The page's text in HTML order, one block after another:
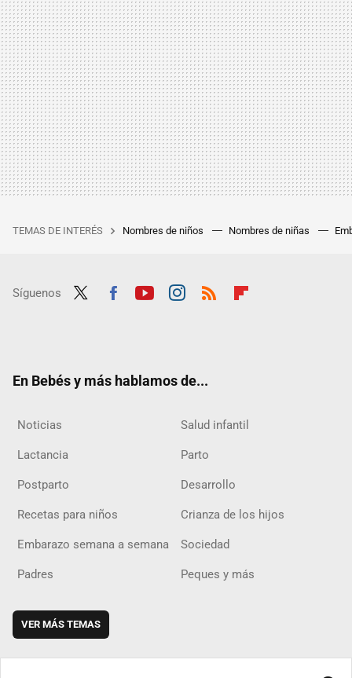
TEMAS DE INTERÉS Nombres de niños Nombres de niñas
Síguenos
En Bebés y más hablamos de...
Noticias Salud infantil
Lactancia Parto
Postparto Desarrollo
Recetas para niños Crianza de los hijos
Embarazo semana a semana Sociedad
Padres Peques y más
VER MÁS TEMAS